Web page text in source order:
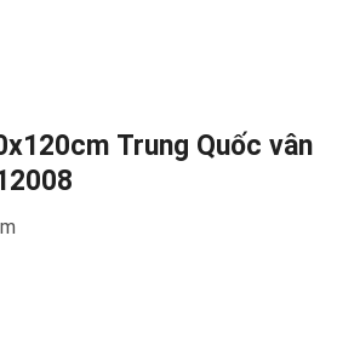
Trung Quốc vân